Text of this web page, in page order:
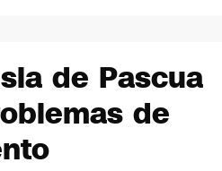
de Pascua
de